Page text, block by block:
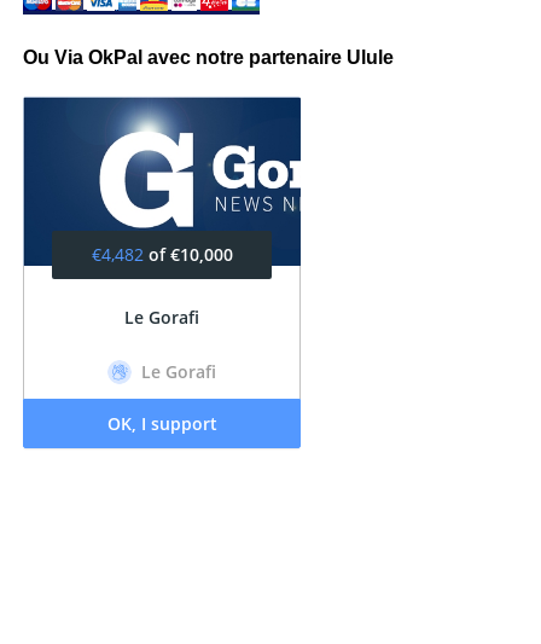
Ou Via OkPal avec notre partenaire Ulule